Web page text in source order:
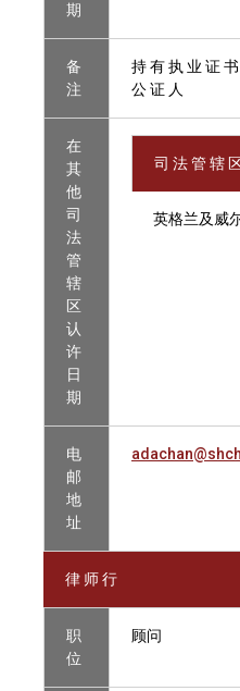
期
备
注
持 有 执 业 证 书
公 证 人
在
其
他
司
法
管
辖
区
认
许
日
期
司 法 管 辖
英格兰及威
电
邮
地
址
律 师 行
职
位
顾问